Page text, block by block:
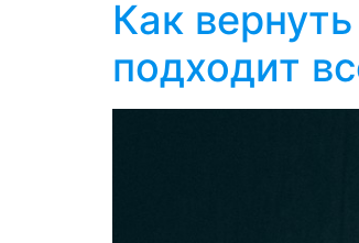
Как
подходит